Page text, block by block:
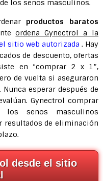
los senos masculinos.
productos baratos
ordena Gynectrol a la
sitio web autorizada . Hay
de descuento, ofertas
en “comprar 2 x 1”,
de vuelta si aseguraron
esperar después de
Gynectrol comprar
los senos masculinos
resultados de eliminación
desde el sitio